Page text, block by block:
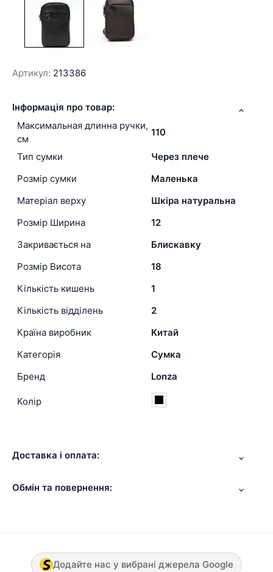
Артикул: 213386
Інформація про товар:
Максимальная длинна ручки,
см
110
Тип сумки
Через плече
Розмір сумки
Маленька
Матеріал верху
Шкіра натуральна
Розмір Ширина
12
Закривається на
Блискавку
Розмір Висота
18
Кількість кишень
1
Кількість відділень
2
Країна виробник
Китай
Категорія
Сумка
Бренд
Lonza
Колір
Доставка і оплата:
Обмін та повернення:
Додайте нас у вибрані джерела Google